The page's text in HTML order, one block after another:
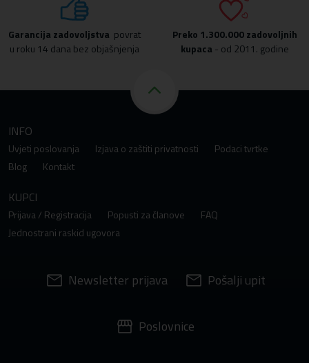
Garancija zadovoljstva povrat
u roku 14 dana bez objašnjenja
Preko 1.300.000 zadovoljnih
kupaca - od 2011. godine
INFO
Uvjeti poslovanja Izjava o zaštiti privatnosti
Podaci tvrtke
Blog
Kontakt
KUPCI
Prijava / Registracija Popusti za članove
FAQ
Jednostrani raskid ugovora
Newsletter prijava Pošalji upit
Poslovnice